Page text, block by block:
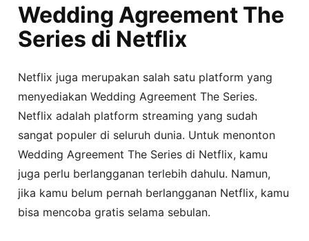
Wedding Agreement The
Series di Netflix
Netflix juga merupakan salah satu platform yang
menyediakan Wedding Agreement The Series.
Netflix adalah platform streaming yang sudah
sangat populer di seluruh dunia. Untuk menonton
Wedding Agreement The Series di Netflix, kamu
juga perlu berlangganan terlebih dahulu. Namun,
jika kamu belum pernah berlangganan Netflix, kamu
bisa mencoba gratis selama sebulan.